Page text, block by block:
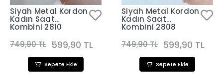
Siyah Metal Kordon
Kadın Saat
Kombini 2810
749,90 TL 599,90 TL
Sepete Ekle
Siyah Metal Kordon
Kadın Saat
Kombini 2808
749,90 TL 599,90 TL
Sepete Ekle